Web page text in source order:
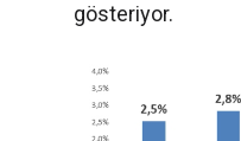
gösteriyor.